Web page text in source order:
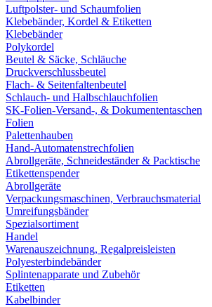
Luftpolster- und Schaumfolien
Klebebänder, Kordel & Etiketten
Klebebänder
Polykordel
Beutel & Säcke, Schläuche
Druckverschlussbeutel
Flach- & Seitenfaltenbeutel
Schlauch- und Halbschlauchfolien
SK-Folien-Versand-, & Dokumententaschen
Folien
Palettenhauben
Hand-Automatenstrechfolien
Abrollgeräte, Schneideständer & Packtische
Etikettenspender
Abrollgeräte
Verpackungsmaschinen, Verbrauchsmaterial
Umreifungsbänder
Spezialsortiment
Handel
Warenauszeichnung, Regalpreisleisten
Polyesterbindebänder
Splintenapparate und Zubehör
Etiketten
Kabelbinder